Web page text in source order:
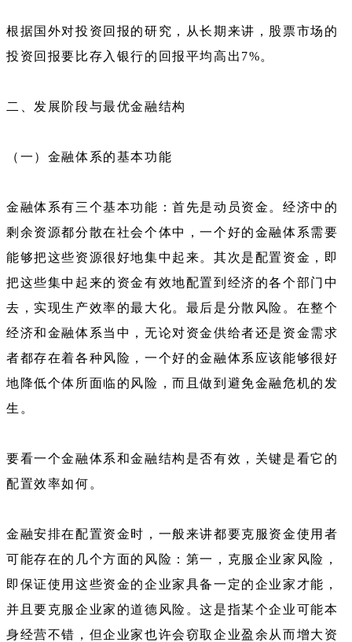
根据国外对投资回报的研究，从长期来讲，股票市场的
投资回报要比存入银行的回报平均高出7%。
二、发展阶段与最优金融结构
（一）金融体系的基本功能
金融体系有三个基本功能：首先是动员资金。经济中的
剩余资源都分散在社会个体中，一个好的金融体系需要
能够把这些资源很好地集中起来。其次是配置资金，即
把这些集中起来的资金有效地配置到经济的各个部门中
去，实现生产效率的最大化。最后是分散风险。在整个
经济和金融体系当中，无论对资金供给者还是资金需求
者都存在着各种风险，一个好的金融体系应该能够很好
地降低个体所面临的风险，而且做到避免金融危机的发
生。
要看一个金融体系和金融结构是否有效，关键是看它的
配置效率如何。
金融安排在配置资金时，一般来讲都要克服资金使用者
可能存在的几个方面的风险：第一，克服企业家风险，
即保证使用这些资金的企业家具备一定的企业家才能，
并且要克服企业家的道德风险。这是指某个企业可能本
身经营不错，但企业家也许会窃取企业盈余从而增大资